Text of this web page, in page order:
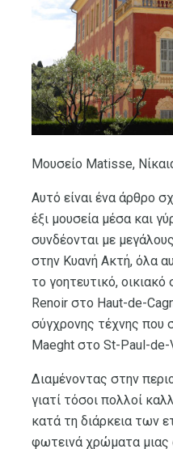
Μουσείο Matisse,
Αυτό είναι ένα άρθρο
έξι μουσεία μέσα και
συνδέονται με
στην Κυανή Ακτή, όλα
το γοητευτικό,
Renoir στο Haut-de-
σύγχρονης τέχνης που
Maeght στο St-Paul-de-
Διαμένοντας στην
γιατί τόσοι πολλοί
κατά τη διάρκεια των
φωτεινά χρώματα μιας